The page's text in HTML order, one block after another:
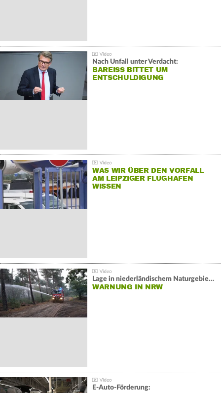
Nach Unfall unter Verdacht:
BAREISS BITTET UM E
NTSCHULDIGUNG
WAS WIR ÜBER DEN VORFALL
AM LEIPZIGER FLUGHAFEN
WISSEN
Lage in niederländischem Naturgebiet stabil
WARNUNG IN NRW
E-Auto-Förderung: